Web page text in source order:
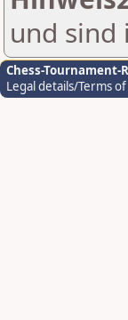
und sind
Chess-Tournament-
Legal details/Terms of